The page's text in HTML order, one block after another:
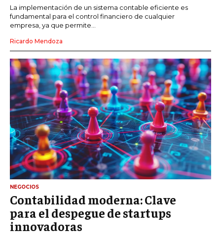
La implementación de un sistema contable eficiente es
fundamental para el control financiero de cualquier
empresa, ya que permite...
Ricardo Mendoza
NEGOCIOS
Contabilidad moderna: Clave
para el despegue de startups
innovadoras